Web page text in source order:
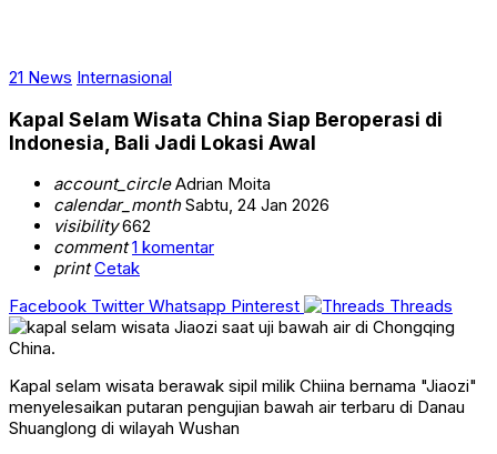
21 News Internasional
Kapal Selam Wisata China Siap Beroperasi di
Indonesia, Bali Jadi Lokasi Awal
account_circleAdrian Moita
calendar_monthSabtu, 24 Jan 2026
visibility662
comment 1 komentar
print Cetak
Facebook Twitter Whatsapp Pinterest Threads
Kapal selam wisata berawak sipil milik Chiina bernama "Jiaozi"
menyelesaikan putaran pengujian bawah air terbaru di Danau
Shuanglong di wilayah Wushan